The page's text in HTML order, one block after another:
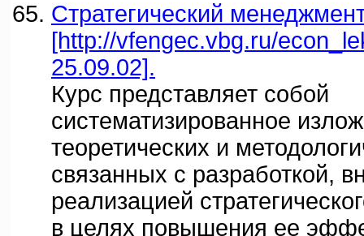
Стратегический
[http://vfengec.vbg.ru/
25.09.02].
Курс представляет собой
систематизированное
теоретических и
связанных с разработкой,
реализацией
в целях повышения ее